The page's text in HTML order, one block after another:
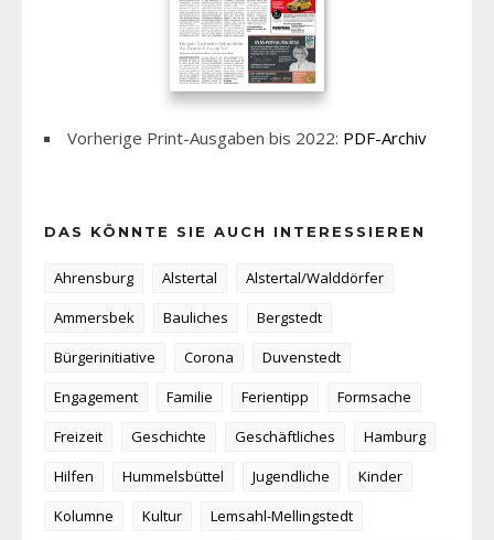
Vorherige Print-Ausgaben bis 2022: PDF-Archiv
DAS KÖNNTE SIE AUCH INTERESSIEREN
Ahrensburg Alstertal
Alstertal/Walddörfer
Ammersbek
Bauliches
Bergstedt
Bürgerinitiative
Corona
Duvenstedt
Engagement
Familie Ferientipp
Formsache
Freizeit
Geschichte Geschäftliches
Hamburg
Hilfen
Hummelsbüttel Jugendliche
Kinder
Kolumne
Kultur
Lemsahl-Mellingstedt